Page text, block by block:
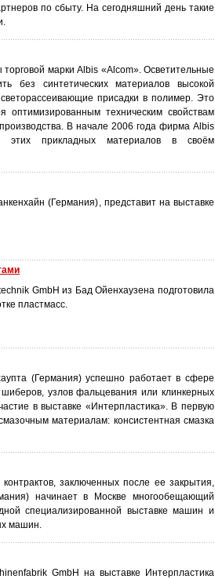
по сбыту. На сегодняшний день такие
марки Albis «Alcom». Осветительные
без синтетических материалов высокой
присадки в полимер. Это
техническим свойствам
В начале 2006 года фирма Albis
этих прикладных материалов в своём
(Германия), представит на выставке
GmbH из Бад Ойенхаузена подготовила
пластмасс.
(Германия) успешно работает в сфере
узлов фальцевания или клинкерных
в выставке «Интерпластика». В первую
материалам: консистентная смазка
заключенных после ее закрытия,
начинает в Москве многообещающий
специализированной выставке машин и
машин.
GmbH на выставке Интерпластика